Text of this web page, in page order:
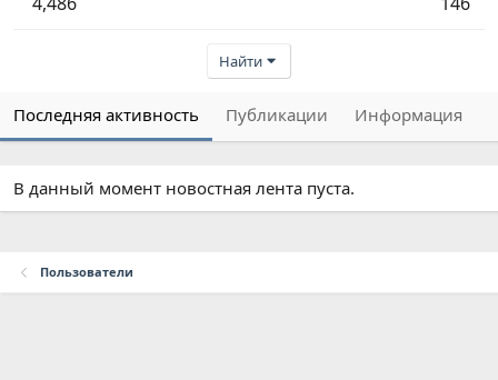
Найти
Последняя активность Публикации Информация
В данный момент новостная лента пуста.
Пользователи